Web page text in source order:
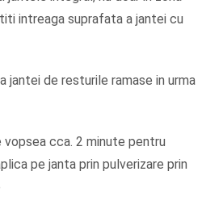
intreaga suprafata a jantei cu
jantei de resturile ramase in urma
vopsea cca. 2 minute pentru
pe janta prin pulverizare prin